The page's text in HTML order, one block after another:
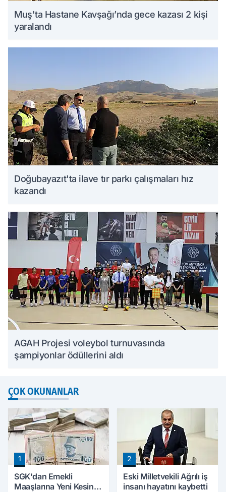
Muş'ta Hastane Kavşağı’nda gece kazası 2 kişi
yaralandı
Doğubayazıt'ta ilave tır parkı çalışmaları hız
kazandı
AGAH Projesi voleybol turnuvasında
şampiyonlar ödüllerini aldı
ÇOK OKUNANLAR
1
SGK'dan Emekli
Maaşlarına Yeni Kesinti
2
Eski Milletvekili Ağrılı iş
insanı hayatını kaybetti